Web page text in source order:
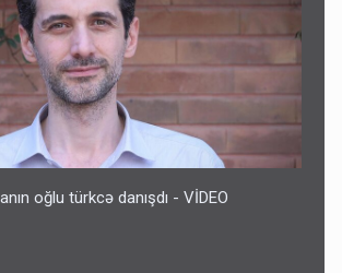
olduğu nəslin 6 min yaşı var?
oğlu türkcə danışdı - VİDEO